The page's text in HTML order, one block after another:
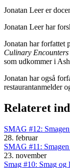
Jonatan Leer er
Jonatan Leer har
Jonatan har forfattet
Culinary Encounters
som udkommer i
Jonatan har også
restaurantanmelder
Relateret
SMAG #12:
28. februar
SMAG #11:
23. november
Smag #10: Smag